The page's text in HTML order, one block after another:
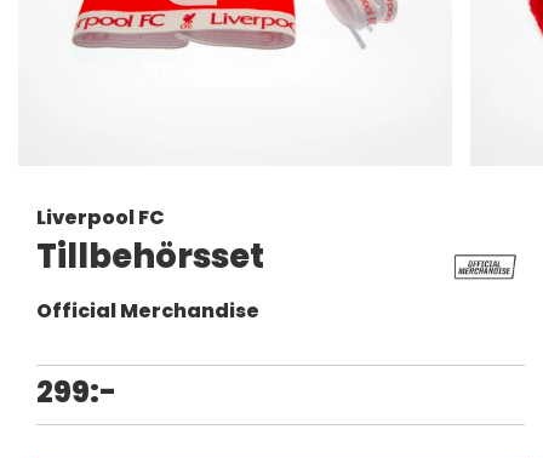
Liverpool FC
Tillbehörsset
Official Merchandise
299:-